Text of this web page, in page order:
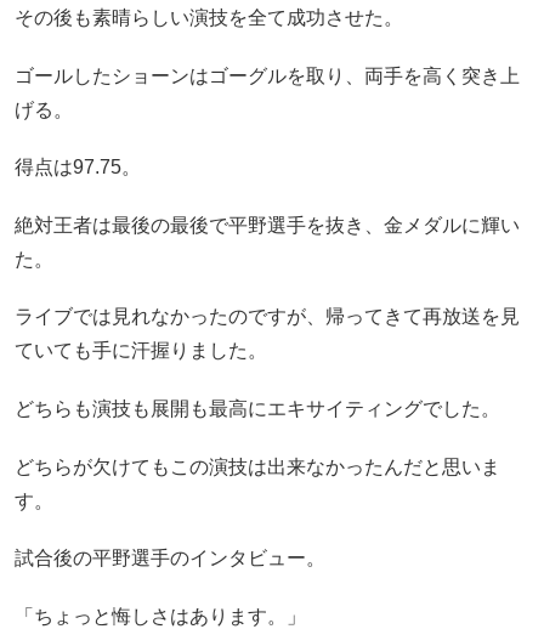
その後も素晴らしい演技を全て成功させた。
ゴールしたショーンはゴーグルを取り、両手を高く突き上
げる。
得点は97.75。
絶対王者は最後の最後で平野選手を抜き、金メダルに輝い
た。
ライブでは見れなかったのですが、帰ってきて再放送を見
ていても手に汗握りました。
どちらも演技も展開も最高にエキサイティングでした。
どちらが欠けてもこの演技は出来なかったんだと思いま
す。
試合後の平野選手のインタビュー。
「ちょっと悔しさはあります。」